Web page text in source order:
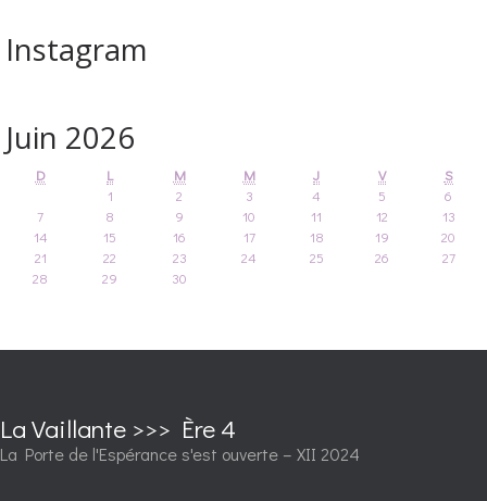
Instagram
Juin 2026
D L M M J V
S
1
2 3 4 5
6
7
8 9 10 11 12
13
14
15 16 17 18 19
20
21
22 23 24 25 26
27
28
29 30
La Vaillante >>> Ère 4
La Porte de l'Espérance s'est ouverte – XII 2024